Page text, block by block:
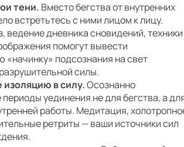
тени. Вместо бегства от внутренних
встретьтесь с ними лицом к лицу.
ведение дневника сновидений, техники
помогут вывести
«начинку» подсознания на свет
силы.
изоляцию в силу.Осознанно
периоды уединения не для бегства, а
работы. Медитация,
ретриты — ваши источники сил